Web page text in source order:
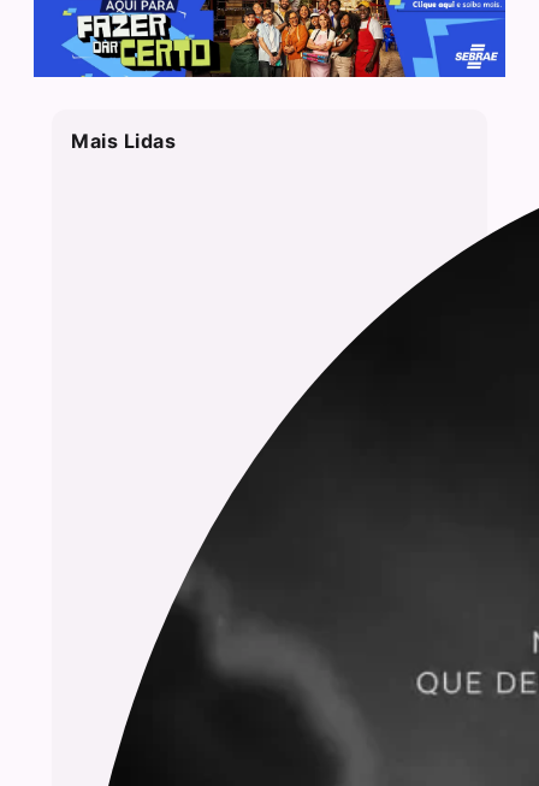
Mais Lidas